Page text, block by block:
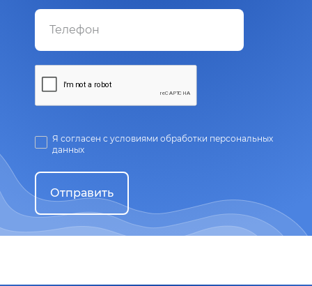
Я согласен с условиями обработки персональных
данных
Отправить